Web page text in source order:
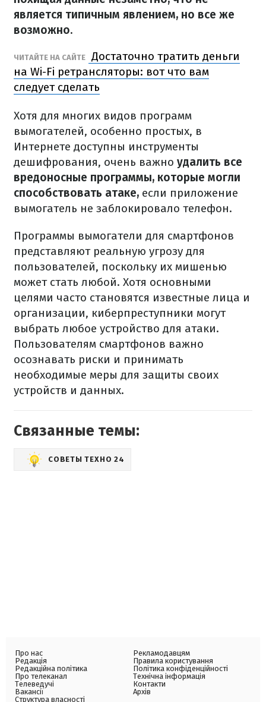
является типичным явлением, но все же
возможно.
ЧИТАЙТЕ НА САЙТЕ
Достаточно тратить деньги
на Wi-Fi ретрансляторы: вот что вам
следует сделать
Хотя для многих видов программ
вымогателей, особенно простых, в
Интернете доступны инструменты
дешифрования, очень важно удалить все
вредоносные программы, которые могли
способствовать атаке, если приложение
вымогатель не заблокировало телефон.
Программы вымогатели для смартфонов
представляют реальную угрозу для
пользователей, поскольку их мишенью
может стать любой. Хотя основными
целями часто становятся известные лица и
организации, киберпреступники могут
выбрать любое устройство для атаки.
Пользователям смартфонов важно
осознавать риски и принимать
необходимые меры для защиты своих
устройств и данных.
Связанные темы:
СОВЕТЫ ТЕХНО 24
Про нас
Редакція
Редакційна політика
Про телеканал
Телеведучі
Вакансії
Структура власності
Рекламодавцям
Правила користування
Політика конфіденційності
Технічна інформація
Контакти
Архів